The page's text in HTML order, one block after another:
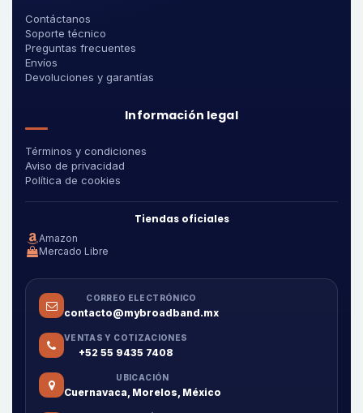
Contáctanos
Soporte técnico
Preguntas frecuentes
Envíos
Devoluciones y garantías
Información legal
Términos y condiciones
Aviso de privacidad
Política de cookies
Tiendas oficiales
Amazon
Mercado Libre
CORREO ELECTRÓNICO
contacto@mybroadband.mx
VENTAS Y COTIZACIONES
+52 55 9435 7408
UBICACIÓN
Cuernavaca, Morelos, México